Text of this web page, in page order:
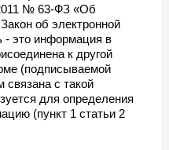
№ 63-ФЗ «Об
об электронной
- это информация в
к другой
(подписываемой
с такой
для определения
(пункт 1 статьи 2